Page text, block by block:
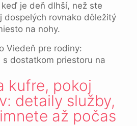
je deň dlhší, než ste
dospelých rovnako dôležitý
na nohy.
kufre, pokoj
detaily služby,
až počas